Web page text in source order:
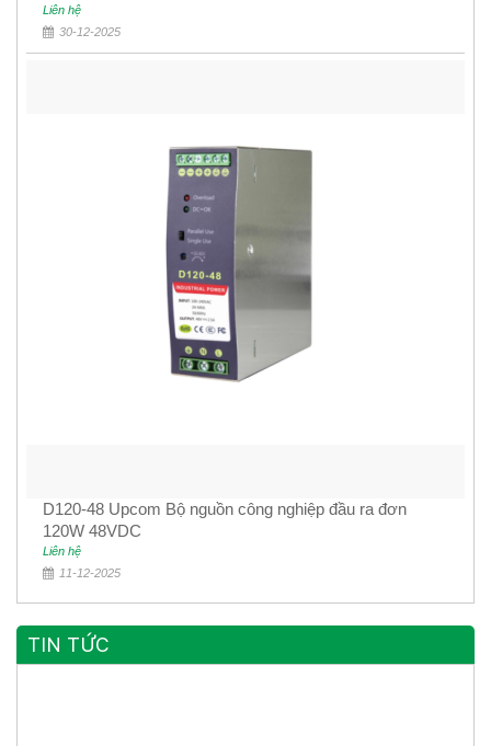
Liên hệ
30-12-2025
D120-48 Upcom Bộ nguồn công nghiệp đầu ra đơn
120W 48VDC
Liên hệ
11-12-2025
TIN TỨC